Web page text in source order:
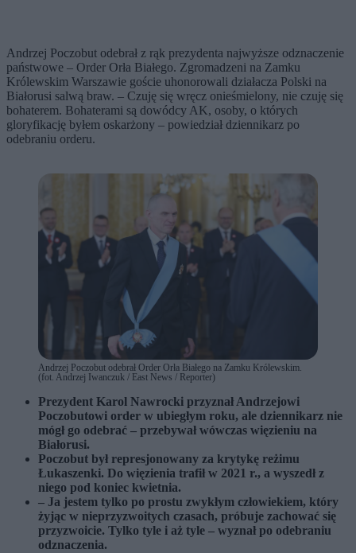
Andrzej Poczobut odebrał z rąk prezydenta najwyższe odznaczenie
państwowe – Order Orła Białego. Zgromadzeni na Zamku
Królewskim Warszawie goście uhonorowali działacza Polski na
Białorusi salwą braw. – Czuję się wręcz onieśmielony, nie czuję się
bohaterem. Bohaterami są dowódcy AK, osoby, o których
gloryfikację byłem oskarżony – powiedział dziennikarz po
odebraniu orderu.
Andrzej Poczobut odebrał Order Orła Białego na Zamku Królewskim.
(fot. Andrzej Iwanczuk / East News / Reporter)
Prezydent Karol Nawrocki przyznał Andrzejowi
Poczobutowi order w ubiegłym roku, ale dziennikarz nie
mógł go odebrać – przebywał wówczas więzieniu na
Białorusi.
Poczobut był represjonowany za krytykę reżimu
Łukaszenki. Do więzienia trafił w 2021 r., a wyszedł z
niego pod koniec kwietnia.
– Ja jestem tylko po prostu zwykłym człowiekiem, który
żyjąc w nieprzyzwoitych czasach, próbuje zachować się
przyzwoicie. Tylko tyle i aż tyle – wyznał po odebraniu
odznaczenia.